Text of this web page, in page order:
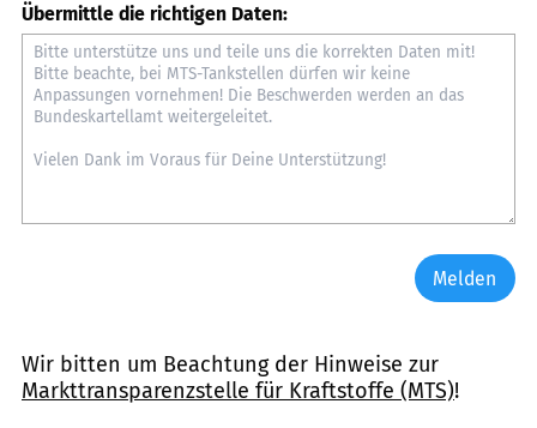
Übermittle die richtigen Daten:
Melden
Wir bitten um Beachtung der Hinweise zur
Markttransparenzstelle für Kraftstoffe (MTS)!